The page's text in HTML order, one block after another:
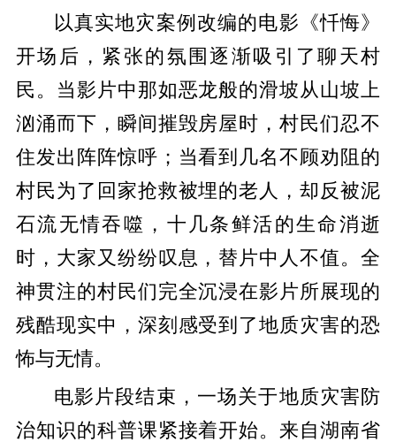
以真实地灾案例改编的电影《忏悔》
开场后， 紧张的氛围逐渐吸引了聊天村
民 。当影片中那如恶龙般的滑坡从山坡上
汹涌而下，瞬间摧毁房屋时，村民们忍不
住发出阵阵惊呼 ； 当看到几名不顾劝阻的
村民为了回家抢救被埋的老人，却反被泥
石流无情吞噬，十几条鲜活的生命消逝
时，大家又纷纷叹息 ，替片中人不值。全
神贯注的村民们完全沉浸在影片所展现的
残酷现实中，深刻感受到了地质灾害的恐
怖与无情。
电影 片段结束 ，一场关于地质灾害防
治知识的科普课紧接着开始。 来自湖南省